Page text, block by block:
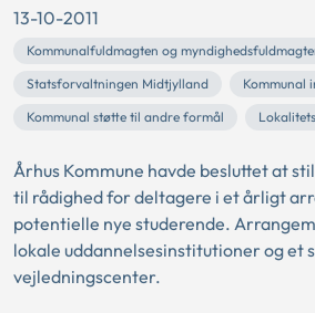
13-10-2011
Kommunalfuldmagten og
Statsforvaltningen Midtjylland
Kommunal
Kommunal støtte til andre formål
Århus Kommune havde besluttet at
til rådighed for deltagere i et årligt
potentielle nye studerende.
lokale uddannelsesinstitutioner og et
vejledningscenter.